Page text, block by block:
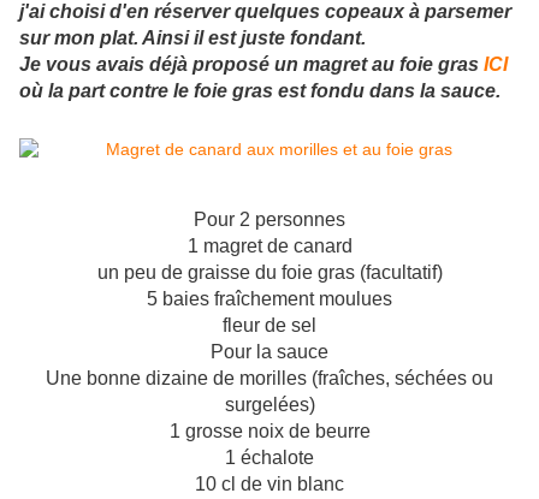
j'ai choisi d'en réserver quelques copeaux à parsemer
sur mon plat. Ainsi il est juste fondant.
Je vous avais déjà proposé un magret au foie gras ICI
où la part contre le foie gras est fondu dans la sauce.
Pour 2 personnes
1 magret de canard
un peu de graisse du foie gras (facultatif)
5 baies fraîchement moulues
fleur de sel
Pour la sauce
Une bonne dizaine de morilles (fraîches, séchées ou
surgelées)
1 grosse noix de beurre
1 échalote
10 cl de vin blanc